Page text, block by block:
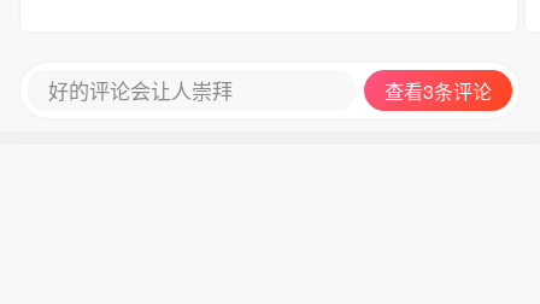
好的评论会让人崇拜 查看3条评论